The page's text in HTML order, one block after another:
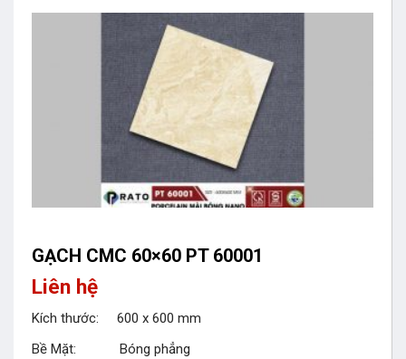
GẠCH CMC 60×60 PT 60001
Liên hệ
Kích thước: 600 x 600 mm
Bề Mặt: Bóng phẳng